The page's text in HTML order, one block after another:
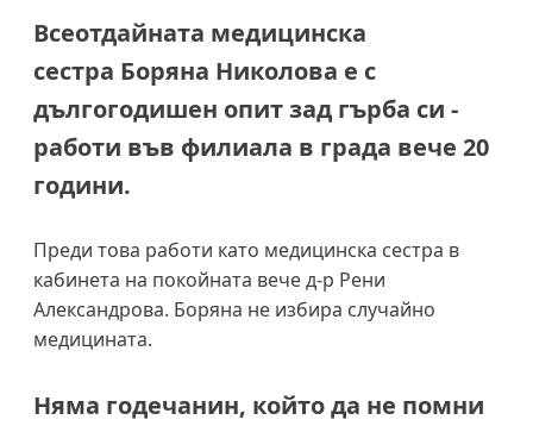
Всеотдайната медицинска
сестра Боряна Николова е с
дългогодишен опит зад гърба си -
работи във филиала в града вече 20
години.
Преди това работи като медицинска сестра в
кабинета на покойната вече д-р Рени
Александрова. Боряна не избира случайно
медицината.
Няма годечанин, който да не помни